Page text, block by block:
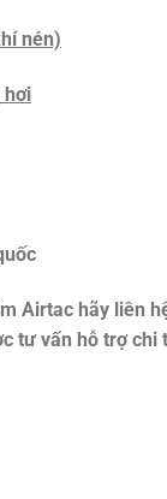
nén)
hơi
Airtac hãy liên
tư vấn hỗ trợ chi